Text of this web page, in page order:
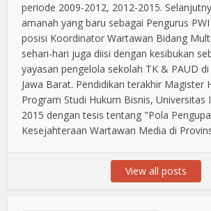
periode 2009-2012, 2012-2015.
amanah yang baru sebagai Pengurus PWI
posisi Koordinator Wartawan Bidang
sehari-hari juga diisi dengan kesibukan
yayasan pengelola sekolah TK & PAUD
Jawa Barat. Pendidikan terakhir Magister
Program Studi Hukum Bisnis, Universitas
2015 dengan tesis tentang "Pola
Kesejahteraan Wartawan Media di
View all posts